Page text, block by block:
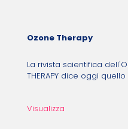
Ozone Therapy
La rivista scientifica
THERAPY dice oggi
Visualizza